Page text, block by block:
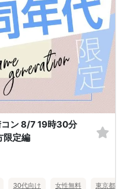
ン 8/7 19時30分
限定編
30代向け 女性無料 東京都